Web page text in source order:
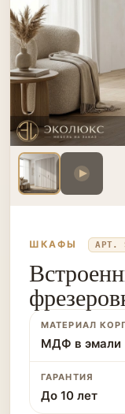
ШКАФЫ АРТ.
МАТЕРИАЛ
МДФ в эмали
ГАРАНТИЯ
До 10 лет